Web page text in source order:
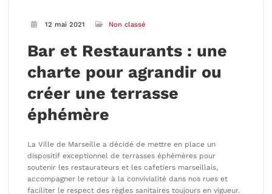
12 mai 2021 Non classé
Bar et Restaurants : une
charte pour agrandir ou
créer une terrasse
éphémère
La Ville de Marseille a décidé de mettre en place un
dispositif exceptionnel de terrasses éphémères pour
soutenir les restaurateurs et les cafetiers marseillais,
accompagner le retour à la convivialité dans nos rues et
faciliter le respect des règles sanitaires toujours en vigueur.